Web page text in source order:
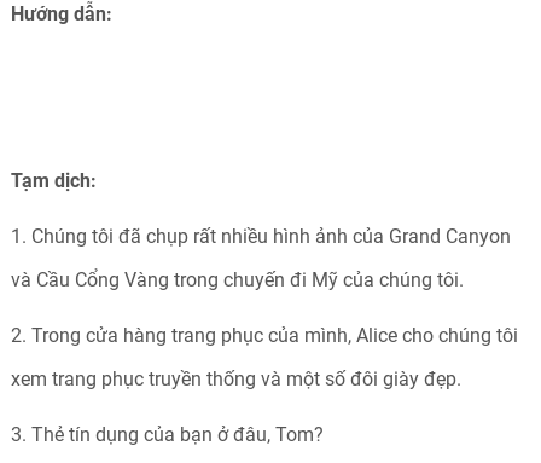
Hướng dẫn:
Tạm dịch:
1. Chúng tôi đã chụp rất nhiều hình ảnh của Grand Canyon
và Cầu Cổng Vàng trong chuyến đi Mỹ của chúng tôi.
2. Trong cửa hàng trang phục của mình, Alice cho chúng tôi
xem trang phục truyền thống và một số đôi giày đẹp.
3. Thẻ tín dụng của bạn ở đâu, Tom?